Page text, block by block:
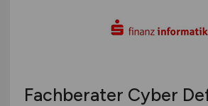
Fachberater Cyber